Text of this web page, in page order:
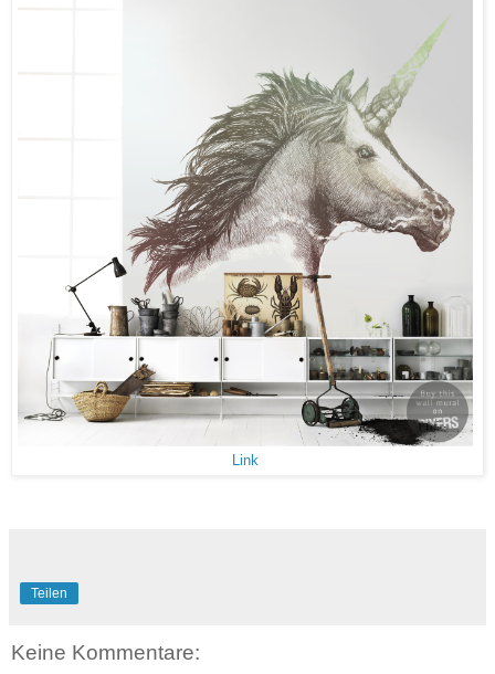
Link
Teilen
Keine Kommentare: